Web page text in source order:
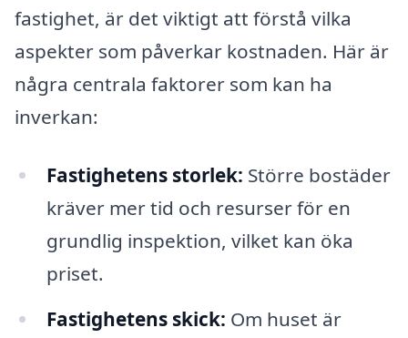
fastighet, är det viktigt att förstå vilka
aspekter som påverkar kostnaden. Här är
några centrala faktorer som kan ha
inverkan:
Fastighetens storlek: Större bostäder
kräver mer tid och resurser för en
grundlig inspektion, vilket kan öka
priset.
Fastighetens skick: Om huset är